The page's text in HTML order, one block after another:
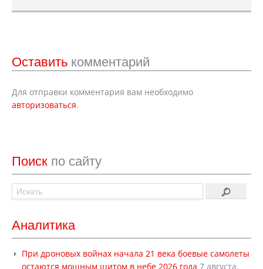
Оставить комментарий
Для отправки комментария вам необходимо
авторизоваться.
Поиск по сайту
Аналитика
При дроновых войнах начала 21 века боевые самолеты
остаются мощным щитом в небе 2026 года 7 августа,